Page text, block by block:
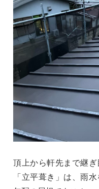
頂上から軒先まで継
「立平葺き」は、雨